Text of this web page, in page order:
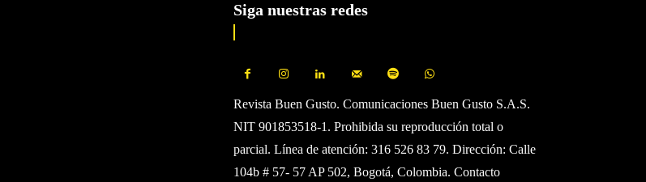
Siga nuestras redes
Revista Buen Gusto. Comunicaciones Buen Gusto S.A.S.
NIT 901853518-1. Prohibida su reproducción total o
parcial. Línea de atención: 316 526 83 79. Dirección: Calle
104b # 57- 57 AP 502, Bogotá, Colombia. Contacto